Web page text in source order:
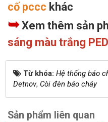
cố pccc khác
➥Xem thêm sản
sáng màu trắng
Từ khóa: Hệ thống báo
Detnov, Còi đèn báo cháy
Sản phẩm liên quan